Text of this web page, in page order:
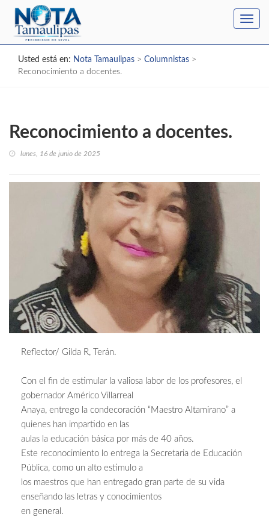
Usted está en: Nota Tamaulipas > Columnistas >
Reconocimiento a docentes.
Reconocimiento a docentes.
lunes, 16 de junio de 2025
Reflector/ Gilda R, Terán.
Con el fin de estimular la valiosa labor de los profesores, el
gobernador Américo Villarreal
Anaya, entrego la condecoración “Maestro Altamirano” a
quienes han impartido en las
aulas la educación básica por más de 40 años.
Este reconocimiento lo entrega la Secretaria de Educación
Pública, como un alto estimulo a
los maestros que han entregado gran parte de su vida
enseñando las letras y conocimientos
en general.